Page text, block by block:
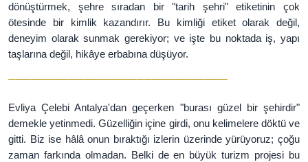
dönüştürmek, şehre sıradan bir "tarih şehri" etiketinin çok
ötesinde bir kimlik kazandırır. Bu kimliği etiket olarak değil,
deneyim olarak sunmak gerekiyor; ve işte bu noktada iş, yapı
taşlarına değil, hikâye erbabına düşüyor.
─────────────────────────────
Evliya Çelebi Antalya'dan geçerken "burası güzel bir şehirdir"
demekle yetinmedi. Güzelliğin içine girdi, onu kelimelere döktü ve
gitti. Biz ise hâlâ onun bıraktığı izlerin üzerinde yürüyoruz; çoğu
zaman farkında olmadan. Belki de en büyük turizm projesi bu